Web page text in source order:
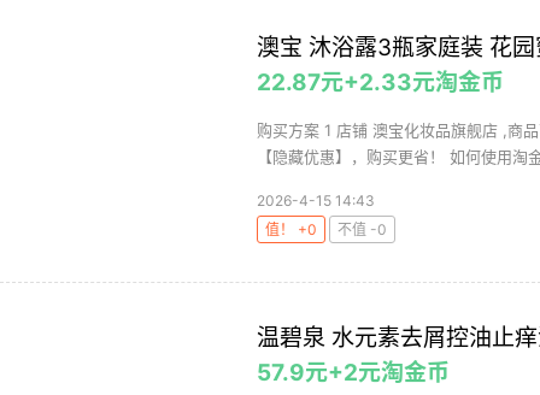
澳宝 沐浴露3瓶家庭装 花
22.87元+2.33元淘金币
购买方案 1 店铺 澳宝化妆品旗舰店 ,商
【隐藏优惠】，购买更省！ 如何使用淘
2026-4-15 14:43
值！ +0
不值 -0
温碧泉 水元素去屑控油止
57.9元+2元淘金币